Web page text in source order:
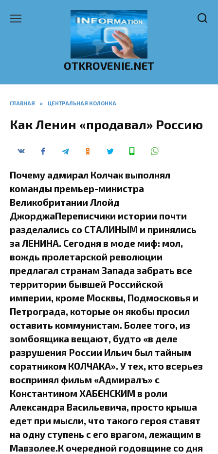
OTKROVENIE.NET
ГЛАВНАЯ » ЦЕНТРАЛЬНАЯ КОЛОНКА
Как Ленин «продавал» Россию
Почему адмирал Колчак выполнял
команды премьер-министра
Великобритании Ллойд
ДжорджаПереписчики истории почти
разделались со СТАЛИНЫМ и принялись
за ЛЕНИНА. Сегодня в моде миф: мол,
вождь пролетарской революции
предлагал странам Запада забрать все
территории бывшей Российской
империи, кроме Москвы, Подмосковья и
Петрограда, которые он якобы просил
оставить коммунистам. Более того, из
зомбоящика вещают, будто «в деле
разрушения России Ильич был тайным
соратником КОЛЧАКА». У тех, кто всерьез
воспринял фильм «Адмиралъ» с
Константином ХАБЕНСКИМ в роли
Александра Васильевича, просто крыша
едет при мысли, что такого героя ставят
на одну ступень с его врагом, лежащим в
Мавзолее.К очередной годовщине со дня